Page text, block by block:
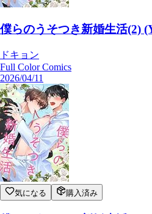
僕らのうそつき新婚生活(2)
ドキョン
Full Color Comics
2026/04/11
気になる 購入済み